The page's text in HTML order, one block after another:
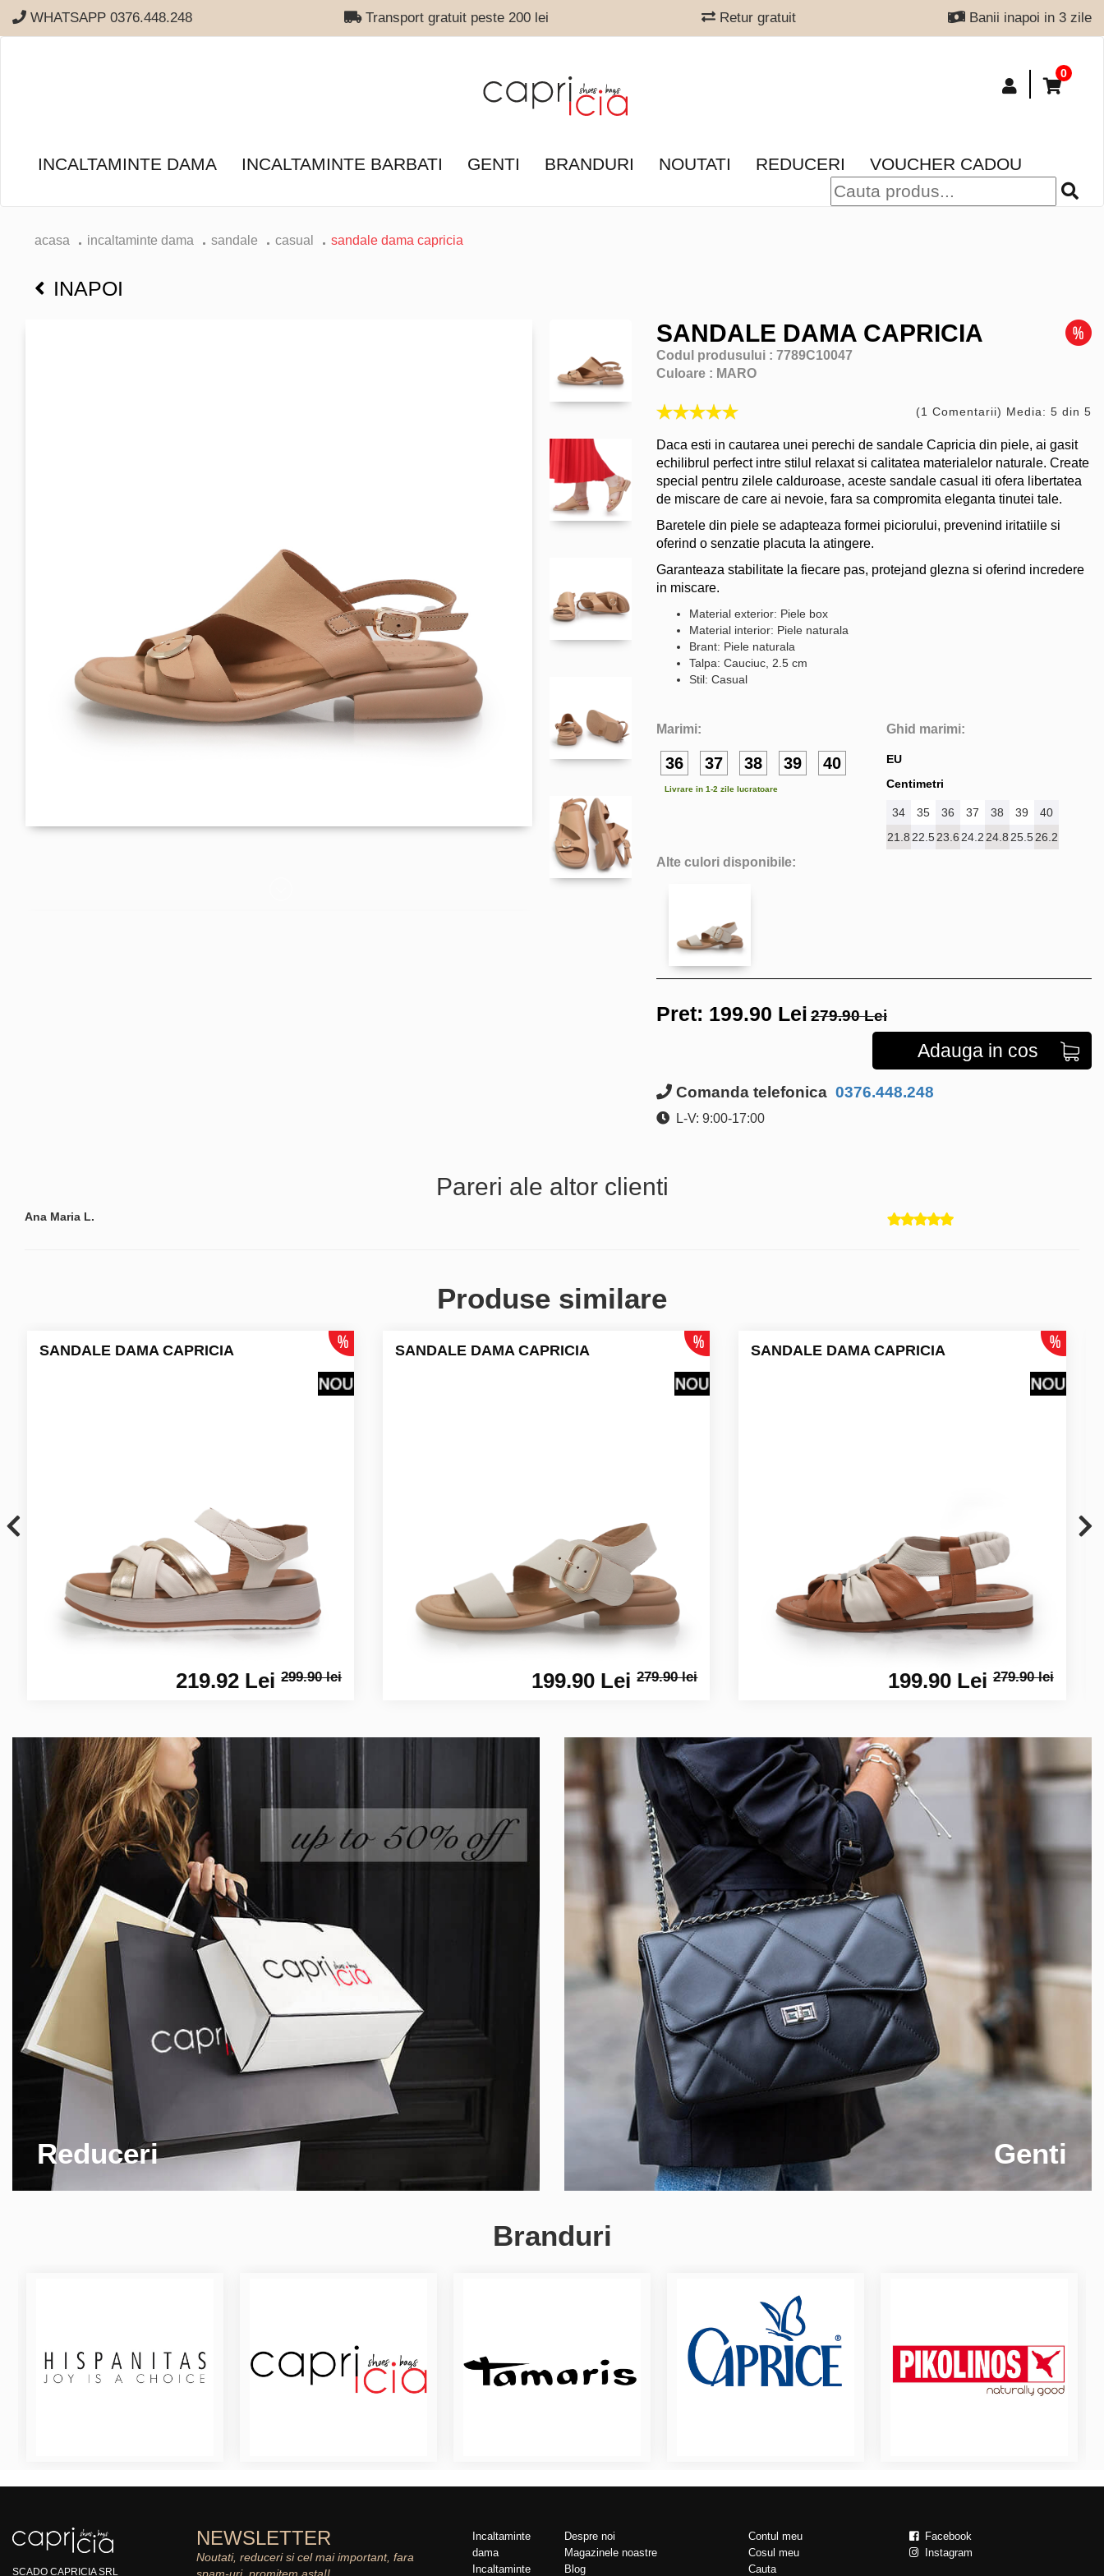
WHATSAPP 0376.448.248 Transport gratuit peste 200 lei Retur gratuit Banii inapoi in 3 zile
0
INCALTAMINTE DAMA INCALTAMINTE BARBATI GENTI BRANDURI NOUTATI REDUCERI VOUCHER CADOU
acasa incaltaminte dama sandale casual sandale dama capricia
INAPOI
SANDALE DAMA CAPRICIA
Codul produsului : 7789C10047
Culoare : MARO
(1 Comentarii) Media: 5 din 5
Daca esti in cautarea unei perechi de sandale Capricia din piele, ai gasit
echilibrul perfect intre stilul relaxat si calitatea materialelor naturale. Create
special pentru zilele calduroase, aceste sandale casual iti ofera libertatea
de miscare de care ai nevoie, fara sa compromita eleganta tinutei tale.
Baretele din piele se adapteaza formei piciorului, prevenind iritatiile si
oferind o senzatie placuta la atingere.
Garanteaza stabilitate la fiecare pas, protejand glezna si oferind incredere
in miscare.
Material exterior: Piele box
Material interior: Piele naturala
Brant: Piele naturala
Talpa: Cauciuc, 2.5 cm
Stil: Casual
Marimi:
36 37 38 39 40
Livrare in 1-2 zile lucratoare
Ghid marimi:
EU
Centimetri
34 35 36 37 38 39
40
21.8 22.523.6 24.2 24.8 25.526.2
Alte culori disponibile:
Pret: 199.90 Lei 279.90 Lei
Adauga in cos
Comanda telefonica 0376.448.248
L-V: 9:00-17:00
Pareri ale altor clienti
Ana Maria L.
Produse similare
SANDALE DAMA CAPRICIA
219.92 Lei299.90 lei
SANDALE DAMA CAPRICIA
199.90 Lei279.90 lei
SANDALE DAMA CAPRICIA
199.90 Lei279.90 lei
Reduceri Genti
Branduri
SCADO CAPRICIA SRL
NEWSLETTER
Noutati, reduceri si cel mai important, fara
Incaltaminte
dama
Incaltaminte
Despre noi
Magazinele noastre
Blog
Contul meu
Cosul meu
Cauta
Facebook
Instagram